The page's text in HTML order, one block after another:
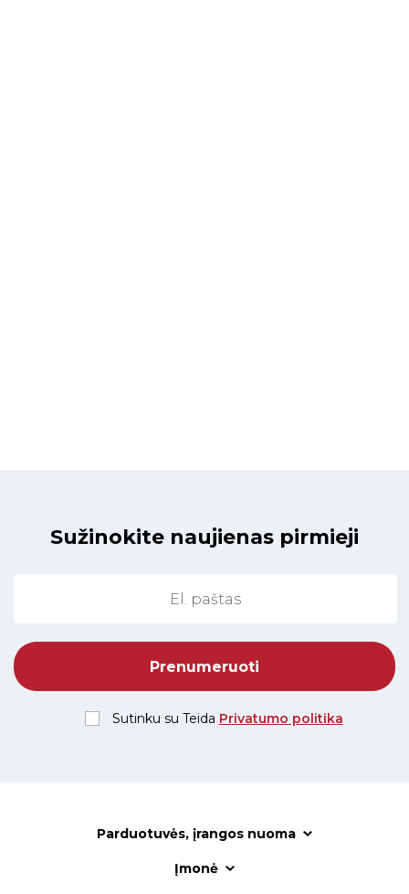
Sužinokite naujienas pirmieji
Sutinku su Teida Privatumo politika
Parduotuvės, įrangos nuoma
Įmonė